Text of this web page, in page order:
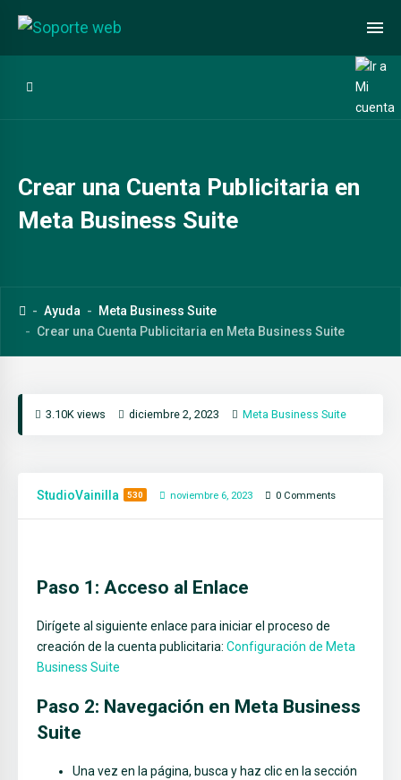
Crear una Cuenta Publicitaria en
Meta Business Suite
Ayuda
Meta Business Suite
Crear una Cuenta Publicitaria en Meta Business Suite
3.10K views diciembre 2, 2023 Meta Business Suite
StudioVainilla 530 noviembre 6, 2023 0 Comments
Paso 1: Acceso al Enlace
Dirígete al siguiente enlace para iniciar el proceso de
creación de la cuenta publicitaria: Configuración de Meta
Business Suite
Paso 2: Navegación en Meta Business
Suite
Una vez en la página, busca y haz clic en la sección